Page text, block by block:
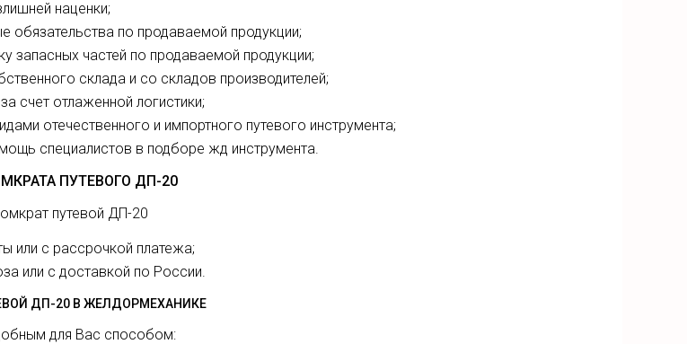
наценки;
обязательства по продаваемой продукции;
запасных частей по продаваемой продукции;
склада и со складов производителей;
счет отлаженной логистики;
отечественного и импортного путевого инструмента;
специалистов в подборе жд инструмента.
ПУТЕВОГО ДП-20
путевой ДП-20
или с рассрочкой платежа;
или с доставкой по России.
ДП-20 В ЖЕЛДОРМЕХАНИКЕ
для Вас способом: